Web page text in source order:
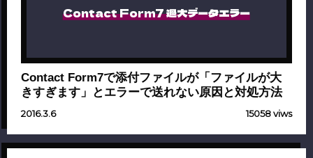
Contact Form7 過大データエラー
Contact Form7で添付ファイルが「ファイルが大
きすぎます」とエラーで送れない原因と対処方法
2016.3.6 15058 viws